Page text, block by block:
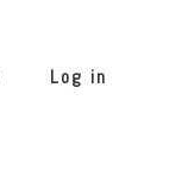
Log in